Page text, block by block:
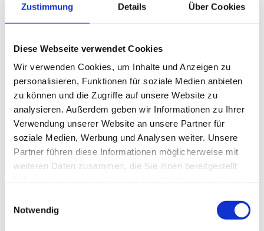
Zustimmung Details Über Cookies
Diese Webseite verwendet Cookies
Wir verwenden Cookies, um Inhalte und Anzeigen zu
personalisieren, Funktionen für soziale Medien anbieten
zu können und die Zugriffe auf unsere Website zu
analysieren. Außerdem geben wir Informationen zu Ihrer
Verwendung unserer Website an unsere Partner für
soziale Medien, Werbung und Analysen weiter. Unsere
Partner führen diese Informationen möglicherweise mit
weiteren Daten zusammen, die Sie ihnen bereitgestellt
Notwendig
Was Sie jetzt wissen und vorbereiten
Kleinunternehmerregelung ausgeweitet
Auch Unternehmer aus anderen EU-
Staaten können ab 2025 die deutsche
Kleinunternehmerregelung nutzen.
Gleichzeitig wird ein neues
Meldeverfahren eingeführt. Lesen Sie
Kleinunternehmerregelung ab 2025
. Seit